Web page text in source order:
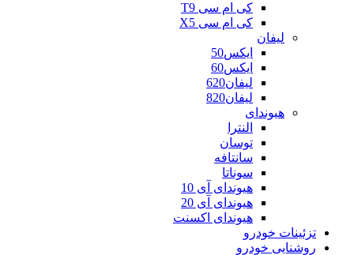
کی ام سی T9
کی ام سی X5
لیفان
ایکس50
ایکس60
لیفان620
لیفان820
هیوندای
النترا
توسان
سانتافه
سوناتا
هیوندای آی 10
هیوندای آی 20
هیوندای اکسنت
تزئینات خودرو
روشنایی خودرو